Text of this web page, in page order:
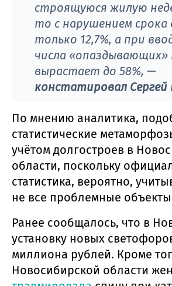
строящуюся жилую
то с нарушением срока
только 12,7%, а при
числа
вырастает до 58%, —
констатировал Сергей
По мнению аналитика,
статистические
учётом долгостроев в
области, поскольку
статистика, вероятно,
не все проблемные
Ранее сообщалось, что в
установку новых
миллиона рублей. Кроме
Новосибирской области